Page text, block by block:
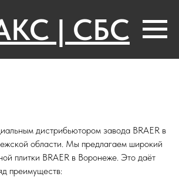
| СБС
дистрибьютором завода BRAER в
области. Мы предлагаем широкий
плитки BRAER в Воронеже. Это даёт
преимуществ: